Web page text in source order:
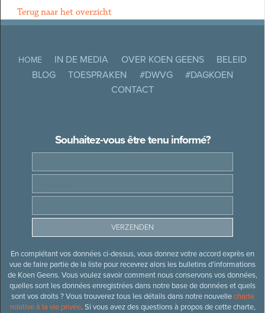
Terug naar het overzicht
HOME IN DE MEDIA OVER KOEN GEENS
BELEID
BLOG
TOESPRAKEN #DWVG
#DAGKOEN
CONTACT
Souhaitez-vous être tenu informé?
En complétant vos données ci-dessus, vous donnez votre accord exprès en
vue de faire partie de la liste pour recevrez alors les bulletins d’informations
de Koen Geens. Vous voulez savoir comment nous conservons vos données,
quelles sont les données enregistrées dans notre base de données et quels
sont vos droits ? Vous trouverez tous les détails dans notre nouvellecharte
relative à la vie privée. Si vous avez des questions à propos de cette charte,